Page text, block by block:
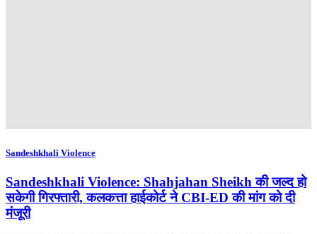
Sandeshkhali Violence
Sandeshkhali Violence: Shahjahan Sheikh की जल्द हो
सकेगी गिरफ्तारी, कलकत्ता हाईकोर्ट ने CBI-ED की मांग को दी
मंजूरी